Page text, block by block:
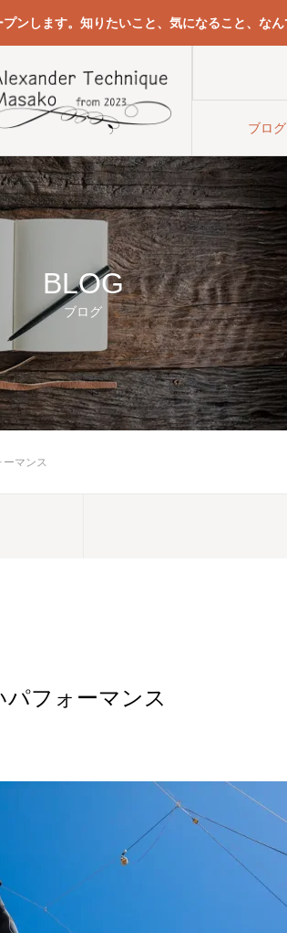
ンします。知りたいこと、気になること、な
ブログ
BLOG
ブログ
ーマンス
パフォーマンス